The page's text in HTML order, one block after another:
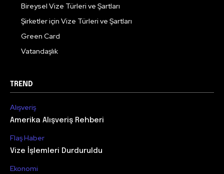
Bireysel Vize Türleri ve Şartları
Şirketler için Vize Türleri ve Şartları
Green Card
Vatandaşlık
TREND
Alışveriş
Amerika Alışveriş Rehberi
Flaş Haber
Vize İşlemleri Durduruldu
Ekonomi